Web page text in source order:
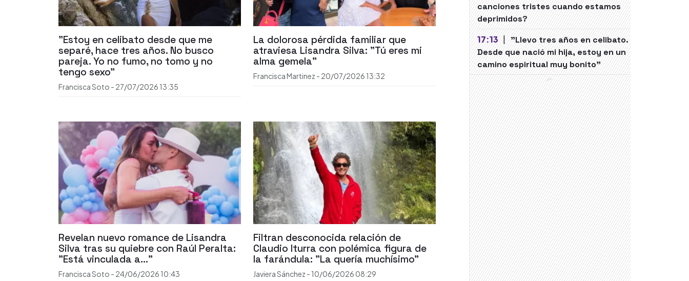
"Estoy en celibato desde que me
separé, hace tres años. No busco
pareja. Yo no fumo, no tomo y no
tengo sexo"
Francisca Soto - 27/07/2026 13:35
La dolorosa pérdida familiar que
atraviesa Lisandra Silva: "Tú eres mi
alma gemela"
Francisca Martinez - 20/07/2026 13:32
Revelan nuevo romance de Lisandra
Silva tras su quiebre con Raúl Peralta:
"Está vinculada a..."
Francisca Soto - 24/06/2026 10:43
Filtran desconocida relación de
Claudio Iturra con polémica figura de
la farándula: "La quería muchísimo"
Javiera Sánchez - 10/06/2026 08:29
canciones tristes cuando estamos
deprimidos?
17:13 | "Llevo tres años en celibato.
Desde que nació mi hija, estoy en un
camino espiritual muy bonito"